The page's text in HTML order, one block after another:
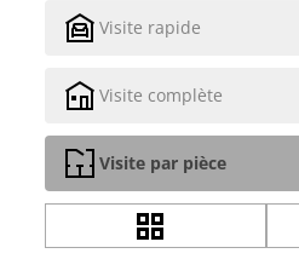
Visite rapide
Visite complète
Visite par pièce